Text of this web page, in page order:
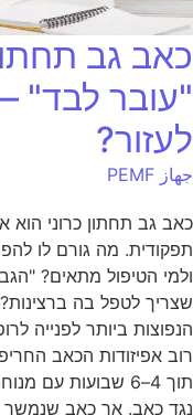
כאב גב
לעזור?
جهاز PEMF
כאב גב תחתון כרוני הוא
ולמי הטיפול מתאים?
שצריך לטפל בה
הנפוצות ביותר לפנייה
רוב אפיזודות הכאב
תוך 4–6 שבועות
נגד כאב. אך כאב שנמשך